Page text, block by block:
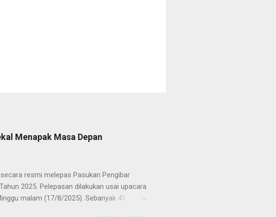
Menapak Masa Depan
resmi melepas Pasukan Pengibar
2025. Pelepasan dilakukan usai upacara
malam (17/8/2025). Sebanyak 41